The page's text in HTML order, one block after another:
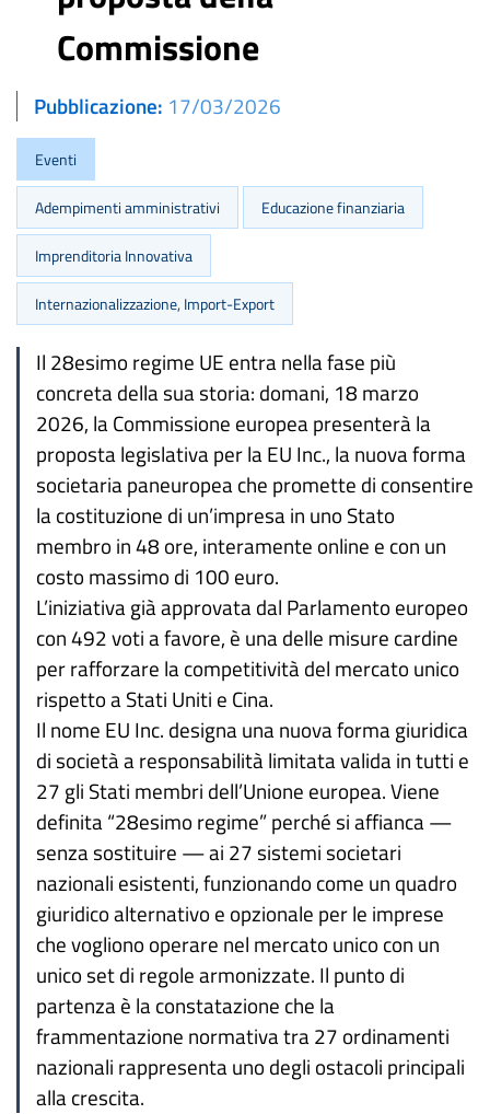
Commissione
Pubblicazione 17/03/2026
Eventi
Adempimenti amministrativi Educazione finanziaria
Imprenditoria Innovativa
Internazionalizzazione, Import-Export
Il 28esimo regime UE entra nella fase più
concreta della sua storia: domani, 18 marzo
2026, la Commissione europea presenterà la
proposta legislativa per la EU Inc., la nuova forma
societaria paneuropea che promette di consentire
la costituzione di un’impresa in uno Stato
membro in 48 ore, interamente online e con un
costo massimo di 100 euro.
L’iniziativa già approvata dal Parlamento europeo
con 492 voti a favore, è una delle misure cardine
per rafforzare la competitività del mercato unico
rispetto a Stati Uniti e Cina.
Il nome EU Inc. designa una nuova forma giuridica
di società a responsabilità limitata valida in tutti e
27 gli Stati membri dell’Unione europea. Viene
definita “28esimo regime” perché si affianca —
senza sostituire — ai 27 sistemi societari
nazionali esistenti, funzionando come un quadro
giuridico alternativo e opzionale per le imprese
che vogliono operare nel mercato unico con un
unico set di regole armonizzate. Il punto di
partenza è la constatazione che la
frammentazione normativa tra 27 ordinamenti
nazionali rappresenta uno degli ostacoli principali
alla crescita.